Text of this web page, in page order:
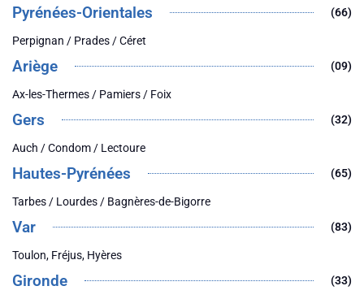
Pyrénées-Orientales (66)
Perpignan / Prades / Céret
Ariège (09)
Ax-les-Thermes / Pamiers / Foix
Gers (32)
Auch / Condom / Lectoure
Hautes-Pyrénées (65)
Tarbes / Lourdes / Bagnères-de-Bigorre
Var (83)
Toulon, Fréjus, Hyères
Gironde (33)